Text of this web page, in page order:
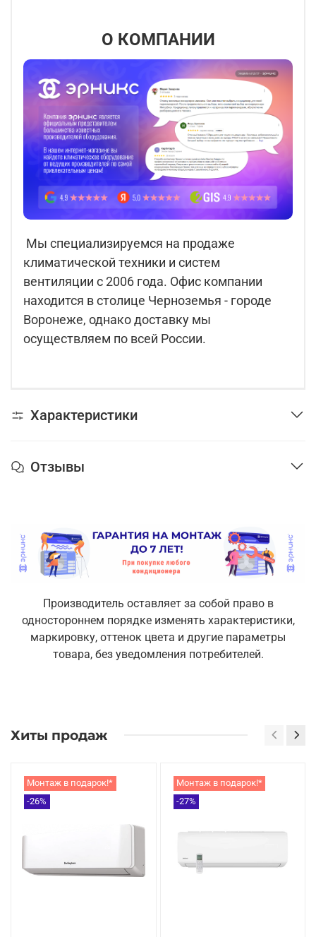
О КОМПАНИИ
Мы специализируемся на продаже
климатической техники и систем
вентиляции с 2006 года. Офис компании
находится в столице Черноземья - городе
Воронеже, однако доставку мы
осуществляем по всей России.
Характеристики
Отзывы
Производитель оставляет за собой право в
одностороннем порядке изменять характеристики,
маркировку, оттенок цвета и другие параметры
товара, без уведомления потребителей.
Хиты продаж
Монтаж в подарок!*
-26%
Монтаж в подарок!*
-27%